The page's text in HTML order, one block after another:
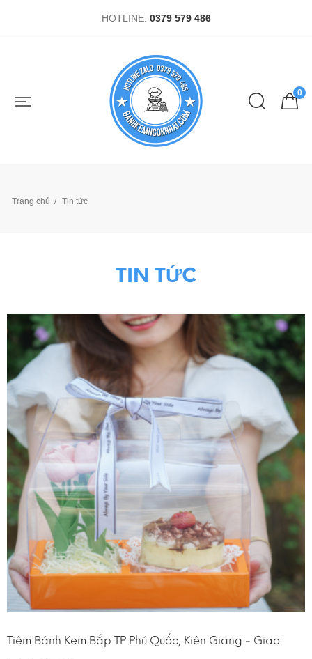
HOTLINE: 0379 579 486
0
Trang chủ Tin tức
TIN TỨC
Tiệm Bánh Kem Bắp TP Phú Quốc, Kiên Giang - Giao